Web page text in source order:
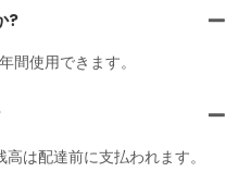
?
間使用できます。
は配達前に支払われます。